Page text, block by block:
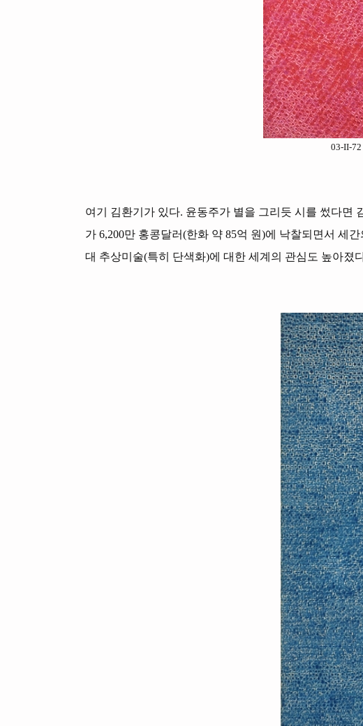
03-II-72
여기 김환기가 있다. 윤동주가 별을 그리듯 시를 썼다면
가 6,200만 홍콩달러(한화 약 85억 원)에 낙찰되면서 세
대 추상미술(특히 단색화)에 대한 세계의 관심도 높아졌